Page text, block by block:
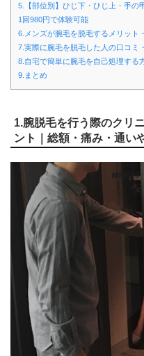
5.【部位別】ひじ下・ひじ上・手の
1回980円で体験可能
6.メンズが腕毛を脱毛するメリット
7.実際に腕毛を脱毛した人の口コミ
8.自宅で簡単に腕毛を自己処理する
9.まとめ
1.腕脱毛を行う際のクリ
ント｜総額・痛み・通い